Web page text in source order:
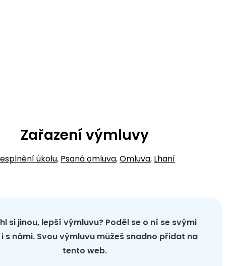
Zařazení výmluvy
úkolu, Psaná omluva,Omluva, Lhaní
si jinou, lepší výmluvu? Poděl se o ní se svými
s námi. Svou výmluvu můžeš snadno přidat na
tento web.